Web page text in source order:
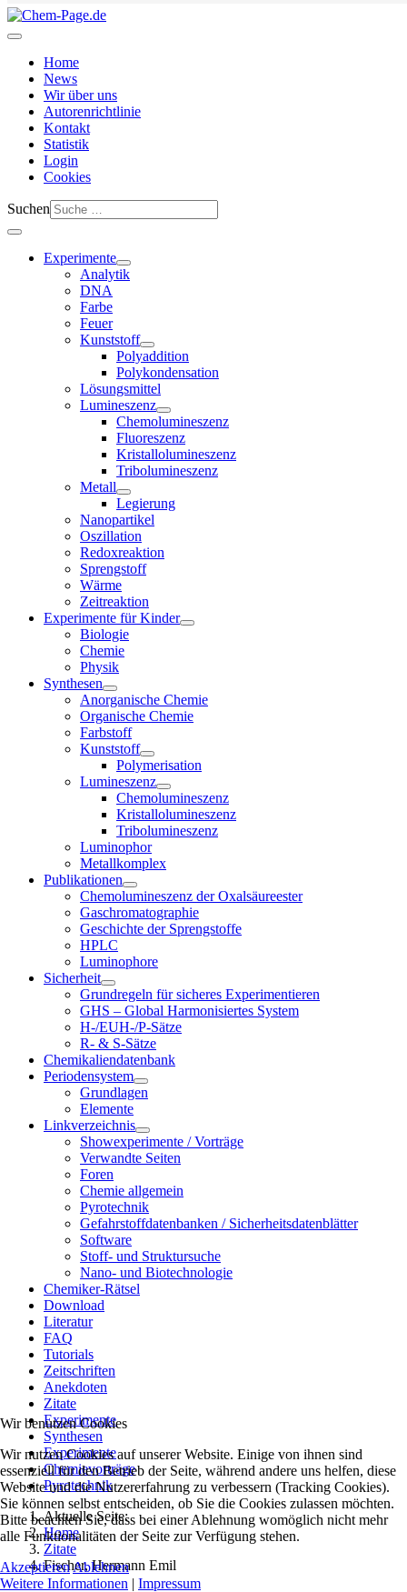
Home
News
Wir über uns
Autorenrichtlinie
Kontakt
Statistik
Login
Cookies
Suchen
Experimente
Analytik
DNA
Farbe
Feuer
Kunststoff
Polyaddition
Polykondensation
Lösungsmittel
Lumineszenz
Chemolumineszenz
Fluoreszenz
Kristallolumineszenz
Tribolumineszenz
Metall
Legierung
Nanopartikel
Oszillation
Redoxreaktion
Sprengstoff
Wärme
Zeitreaktion
Experimente für Kinder
Biologie
Chemie
Physik
Synthesen
Anorganische Chemie
Organische Chemie
Farbstoff
Kunststoff
Polymerisation
Lumineszenz
Chemolumineszenz
Kristallolumineszenz
Tribolumineszenz
Luminophor
Metallkomplex
Publikationen
Chemolumineszenz der Oxalsäureester
Gaschromatographie
Geschichte der Sprengstoffe
HPLC
Luminophore
Sicherheit
Grundregeln für sicheres Experimentieren
GHS – Global Harmonisiertes System
H-/EUH-/P-Sätze
R- & S-Sätze
Chemikaliendatenbank
Periodensystem
Grundlagen
Elemente
Linkverzeichnis
Showexperimente / Vorträge
Verwandte Seiten
Foren
Chemie allgemein
Pyrotechnik
Gefahrstoffdatenbanken / Sicherheitsdatenblätter
Software
Stoff- und Struktursuche
Nano- und Biotechnologie
Chemiker-Rätsel
Download
Literatur
FAQ
Tutorials
Zeitschriften
Anekdoten
Zitate
Experimente
Synthesen
Experimente
Chemievorträge
Pyrotechnik
Aktuelle Seite:
Home
Zitate
Fischer, Hermann Emil
Wir benutzen Cookies
Wir nutzen Cookies auf unserer Website. Einige von ihnen sind
essenziell für den Betrieb der Seite, während andere uns helfen, diese
Website und die Nutzererfahrung zu verbessern (Tracking Cookies).
Sie können selbst entscheiden, ob Sie die Cookies zulassen möchten.
Bitte beachten Sie, dass bei einer Ablehnung womöglich nicht mehr
alle Funktionalitäten der Seite zur Verfügung stehen.
AkzeptierenAblehnen
Weitere Informationen | Impressum